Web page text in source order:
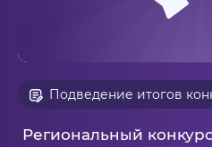
Подведение итогов
Региональный